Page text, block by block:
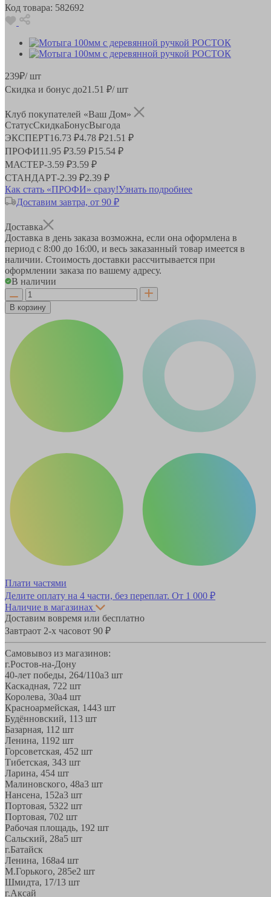
Код товара: 582692
239₽/ шт
Скидка и бонус до21.51 ₽/ шт
Клуб покупателей «Ваш Дом»
СтатусСкидкаБонусВыгода
ЭКСПЕРТ16.73 ₽4.78 ₽21.51 ₽
ПРОФИ11.95 ₽3.59 ₽15.54 ₽
МАСТЕР-3.59 ₽3.59 ₽
СТАНДАРТ-2.39 ₽2.39 ₽
Как стать «ПРОФИ» сразу!Узнать подробнее
Доставим завтра, от 90 ₽
Доставка
Доставка в день заказа возможна, если она оформлена в
период с 8:00 до 16:00, и весь заказанный товар имеется в
наличии. Стоимость доставки рассчитывается при
оформлении заказа по вашему адресу.
В наличии
В корзину
Плати частями
Делите оплату на 4 части, без переплат. От 1 000 ₽
Наличие в магазинах
Доставим вовремя или бесплатно
Завтраот 2-х часовот 90 ₽
Самовывоз из магазинов:
г.Ростов-на-Дону
40-лет победы, 264/110а3 шт
Каскадная, 722 шт
Королева, 30а4 шт
Красноармейская, 1443 шт
Будённовский, 113 шт
Базарная, 11 2 шт
Ленина, 1192 шт
Горсоветская, 452 шт
Тибетская, 343 шт
Ларина, 454 шт
Малиновского, 48а3 шт
Нансена, 152а3 шт
Портовая, 5322 шт
Портовая, 702 шт
Рабочая площадь, 192 шт
Сальский, 28a5 шт
г.Батайск
Ленина, 168а4 шт
М.Горького, 285е2 шт
Шмидта, 17/13 шт
г.Аксай